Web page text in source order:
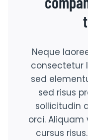
Neque
consectetur
sed
sed risus
sollicitudin
orci.
cursus